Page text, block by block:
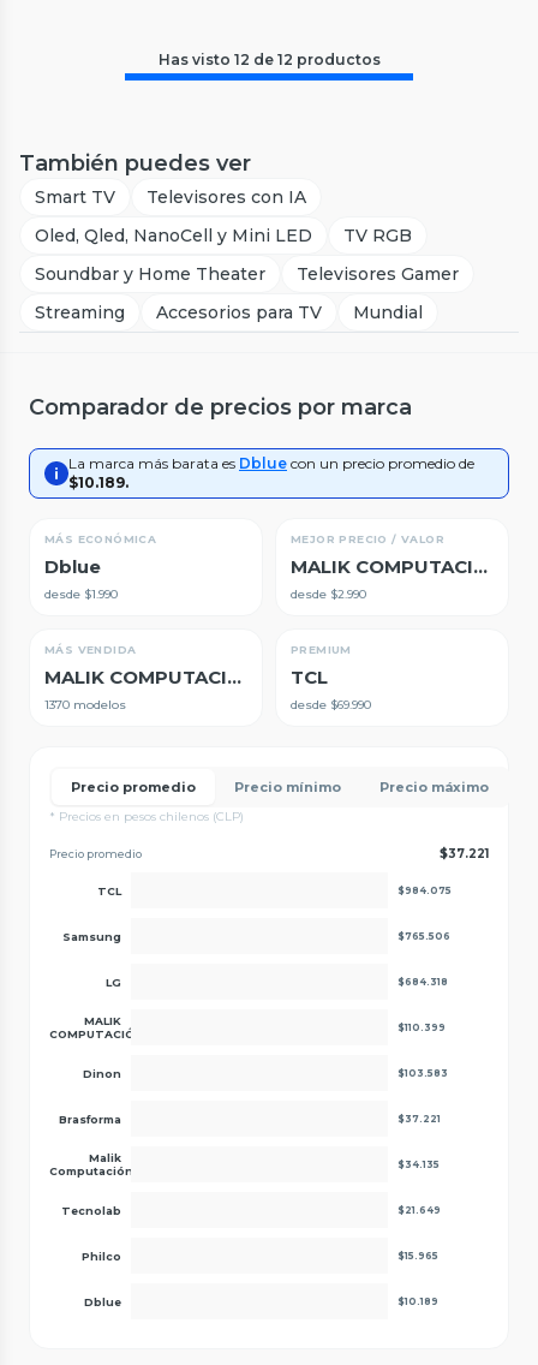
Has visto 12 de 12 productos
También puedes ver
Smart TV
Televisores con IA
Oled, Qled, NanoCell y Mini LED
TV RGB
Soundbar y Home Theater
Televisores Gamer
Streaming
Accesorios para TV Mundial
Comparador de precios por marca
La marca más barata es Dblue con un precio promedio de
$10.189.
MÁS ECONÓMICA
Dblue
desde $1.990
MEJOR PRECIO / VALOR
MALIK COMPUTACIÓN
desde $2.990
MÁS VENDIDA
MALIK COMPUTACIÓN
1370 modelos
PREMIUM
TCL
desde $69.990
Precio promedio Precio mínimo Precio máximo
* Precios en pesos chilenos (CLP)
Precio promedio $37.221
TCL $984.075
Samsung $765.506
LG $684.318
MALIK
COMPUTACIÓN
$110.399
Dinon $103.583
Brasforma $37.221
Malik
Computación
$34.135
Tecnolab $21.649
Philco $15.965
Dblue $10.189